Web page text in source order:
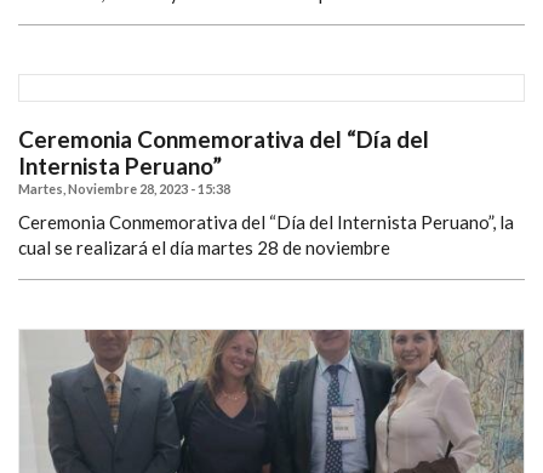
Ceremonia Conmemorativa del “Día del
Internista Peruano”
Martes, Noviembre 28, 2023 - 15:38
Ceremonia Conmemorativa del “Día del Internista Peruano”, la
cual se realizará el día martes 28 de noviembre